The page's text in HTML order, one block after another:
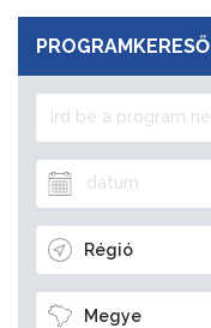
PROGRAMKERESŐ
Régió
Megye